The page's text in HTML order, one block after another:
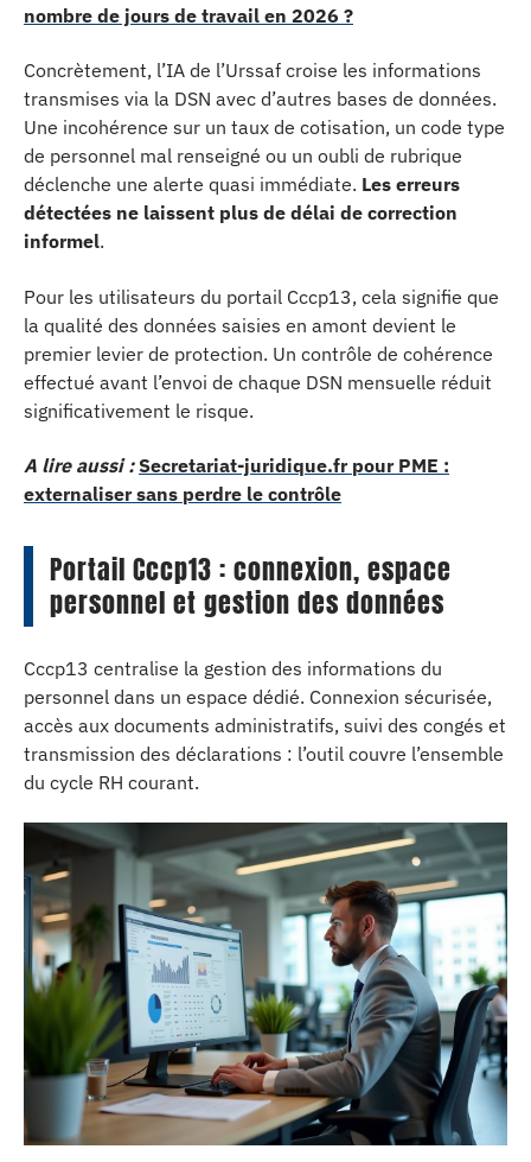
nombre de jours de travail en 2026 ?
Concrètement, l’IA de l’Urssaf croise les informations
transmises via la DSN avec d’autres bases de données.
Une incohérence sur un taux de cotisation, un code type
de personnel mal renseigné ou un oubli de rubrique
déclenche une alerte quasi immédiate. Les erreurs
détectées ne laissent plus de délai de correction
informel.
Pour les utilisateurs du portail Cccp13, cela signifie que
la qualité des données saisies en amont devient le
premier levier de protection. Un contrôle de cohérence
effectué avant l’envoi de chaque DSN mensuelle réduit
significativement le risque.
A lire aussi : Secretariat-juridique.fr pour PME :
externaliser sans perdre le contrôle
Portail Cccp13 : connexion, espace
personnel et gestion des données
Cccp13 centralise la gestion des informations du
personnel dans un espace dédié. Connexion sécurisée,
accès aux documents administratifs, suivi des congés et
transmission des déclarations : l’outil couvre l’ensemble
du cycle RH courant.